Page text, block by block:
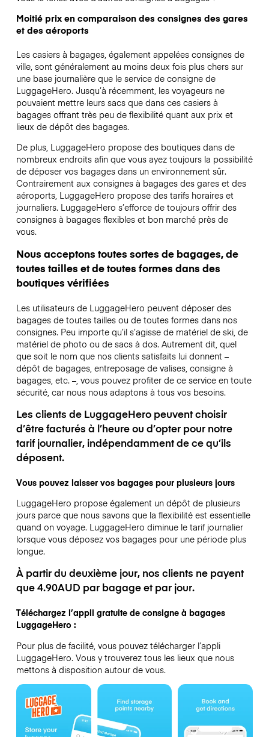
Moitié prix en comparaison des consignes des gares
et des aéroports
Les casiers à bagages, également appelées consignes de
ville, sont généralement au moins deux fois plus chers sur
une base journalière que le service de consigne de
LuggageHero. Jusqu’à récemment, les voyageurs ne
pouvaient mettre leurs sacs que dans ces casiers à
bagages offrant très peu de flexibilité quant aux prix et
lieux de dépôt des bagages.
De plus, LuggageHero propose des boutiques dans de
nombreux endroits afin que vous ayez toujours la possibilité
de déposer vos bagages dans un environnement sûr.
Contrairement aux consignes à bagages des gares et des
aéroports, LuggageHero propose des tarifs horaires et
journaliers. LuggageHero s’efforce de toujours offrir des
consignes à bagages flexibles et bon marché près de
vous.
Nous acceptons toutes sortes de bagages, de
toutes tailles et de toutes formes dans des
boutiques vérifiées
Les utilisateurs de LuggageHero peuvent déposer des
bagages de toutes tailles ou de toutes formes dans nos
consignes. Peu importe qu’il s’agisse de matériel de ski, de
matériel de photo ou de sacs à dos. Autrement dit, quel
que soit le nom que nos clients satisfaits lui donnent –
dépôt de bagages, entreposage de valises, consigne à
bagages, etc. –, vous pouvez profiter de ce service en toute
sécurité, car nous nous adaptons à tous vos besoins.
Les clients de LuggageHero peuvent choisir
d’être facturés à l’heure ou d’opter pour notre
tarif journalier, indépendamment de ce qu’ils
déposent.
Vous pouvez laisser vos bagages pour plusieurs jours
LuggageHero propose également un dépôt de plusieurs
jours parce que nous savons que la flexibilité est essentielle
quand on voyage. LuggageHero diminue le tarif journalier
lorsque vous déposez vos bagages pour une période plus
longue.
À partir du deuxième jour, nos clients ne payent
que 4.90AUD par bagage et par jour.
Téléchargez l’appli gratuite de consigne à bagages
LuggageHero :
Pour plus de facilité, vous pouvez télécharger l’appli
LuggageHero. Vous y trouverez tous les lieux que nous
mettons à disposition autour de vous.